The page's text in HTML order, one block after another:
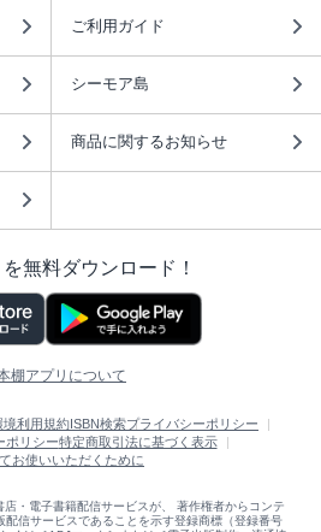
ご利用ガイド
シーモア島
商品に関するお知らせ
無料ダウンロード！
棚アプリについて
境利用規約ISBN検索プライバシーポリシー
ポリシー特定商取引法に基づく表示
お使いいただくために
・電子書籍配信サービスが、 著作権者からコンテ
配信サービスであることを示す登録商標（登録番号